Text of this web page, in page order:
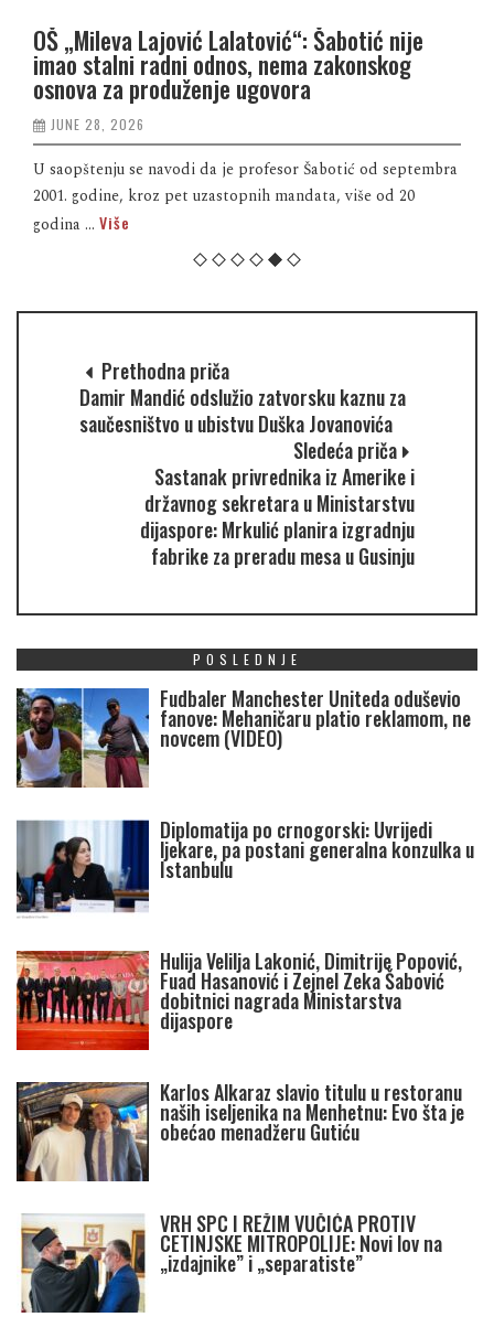
OŠ „Mileva Lajović Lalatović“: Šabotić nije
imao stalni radni odnos, nema zakonskog
osnova za produženje ugovora
JUNE 28, 2026
U saopštenju se navodi da je profesor Šabotić od septembra
2001. godine, kroz pet uzastopnih mandata, više od 20
godina ... Više
Prethodna priča
Damir Mandić odslužio zatvorsku kaznu za
saučesništvo u ubistvu Duška Jovanovića
Sledeća priča
Sastanak privrednika iz Amerike i
državnog sekretara u Ministarstvu
dijaspore: Mrkulić planira izgradnju
fabrike za preradu mesa u Gusinju
POSLEDNJE
Fudbaler Manchester Uniteda oduševio
fanove: Mehaničaru platio reklamom, ne
novcem (VIDEO)
Diplomatija po crnogorski: Uvrijedi
ljekare, pa postani generalna konzulka u
Istanbulu
Hulija Velilja Lakonić, Dimitrije Popović,
Fuad Hasanović i Zejnel Zeka Šabović
dobitnici nagrada Ministarstva
dijaspore
Karlos Alkaraz slavio titulu u restoranu
naših iseljenika na Menhetnu: Evo šta je
obećao menadžeru Gutiću
VRH SPC I REŽIM VUČIĆA PROTIV
CETINJSKE MITROPOLIJE: Novi lov na
„izdajnike” i „separatiste”